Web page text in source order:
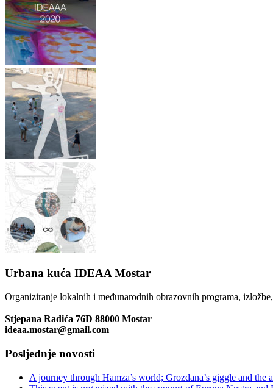
Urbana kuća IDEAA Mostar
Organiziranje lokalnih i međunarodnih obrazovnih programa,
Stjepana Radića 76D 88000 Mostar
ideaa.mostar@gmail.com
Posljednje novosti
A journey through Hamza’s world; Grozdana’s giggle and the